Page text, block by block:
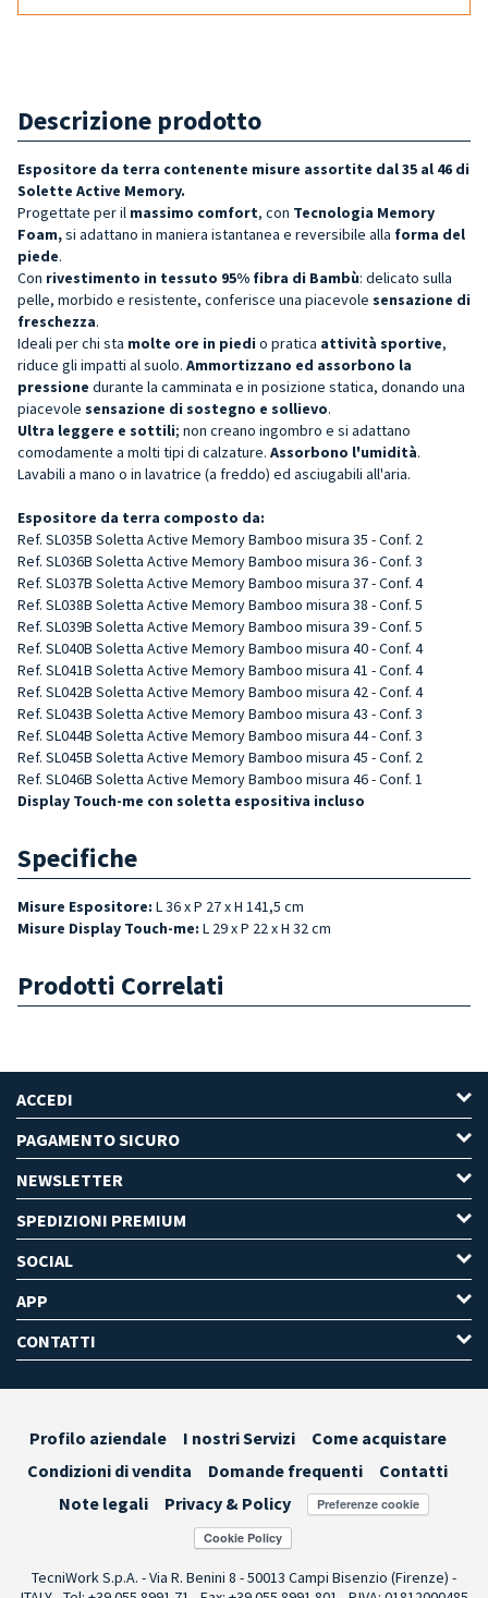
Descrizione prodotto
Espositore da terra contenente misure assortite dal 35 al 46 di
Solette Active Memory.
Progettate per il massimo comfort, con Tecnologia Memory
Foam,si adattano in maniera istantanea e reversibile alla forma del
piede.
Con rivestimento in tessuto 95% fibra di Bambù: delicato sulla
pelle, morbido e resistente, conferisce una piacevole sensazione di
freschezza.
Ideali per chi sta molte ore in piedi o pratica attività sportive,
riduce gli impatti al suolo. Ammortizzano ed assorbono la
pressione durante la camminata e in posizione statica, donando una
piacevole sensazione di sostegno e sollievo.
Ultra leggere e sottili; non creano ingombro e si adattano
comodamente a molti tipi di calzature. Assorbono l'umidità.
Lavabili a mano o in lavatrice (a freddo) ed asciugabili all'aria.
Espositore da terra composto da:
Ref. SL035B Soletta Active Memory Bamboo misura 35 - Conf. 2
Ref. SL036B Soletta Active Memory Bamboo misura 36 - Conf. 3
Ref. SL037B Soletta Active Memory Bamboo misura 37 - Conf. 4
Ref. SL038B Soletta Active Memory Bamboo misura 38 - Conf. 5
Ref. SL039B Soletta Active Memory Bamboo misura 39 - Conf. 5
Ref. SL040B Soletta Active Memory Bamboo misura 40 - Conf. 4
Ref. SL041B Soletta Active Memory Bamboo misura 41 - Conf. 4
Ref. SL042B Soletta Active Memory Bamboo misura 42 - Conf. 4
Ref. SL043B Soletta Active Memory Bamboo misura 43 - Conf. 3
Ref. SL044B Soletta Active Memory Bamboo misura 44 - Conf. 3
Ref. SL045B Soletta Active Memory Bamboo misura 45 - Conf. 2
Ref. SL046B Soletta Active Memory Bamboo misura 46 - Conf. 1
Display Touch-me con soletta espositiva incluso
Specifiche
Misure Espositore: L 36 x P 27 x H 141,5 cm
Misure Display Touch-me: L 29 x P 22 x H 32 cm
Prodotti Correlati
ACCEDI
PAGAMENTO SICURO
NEWSLETTER
SPEDIZIONI PREMIUM
SOCIAL
APP
CONTATTI
Profilo aziendale I nostri Servizi
Come acquistare
Condizioni di vendita
Domande frequenti
Contatti
Note legali
Privacy & Policy Preferenze cookie
TecniWork S.p.A. - Via R. Benini 8 - 50013 Campi Bisenzio (Firenze) -